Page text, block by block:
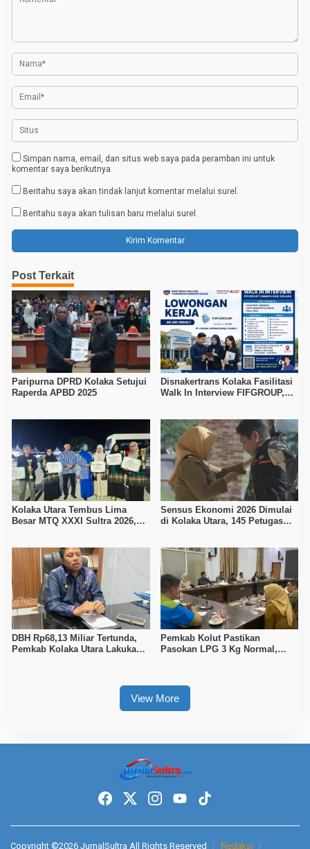
p
o
s
Simpan nama, email, dan situs web saya pada peramban ini untuk
komentar saya berikutnya.
Beritahu saya akan tindak lanjut komentar melalui surel.
Beritahu saya akan tulisan baru melalui surel.
Post Terkait
Paripurna DPRD Kolaka Setujui
Raperda APBD 2025
Disnakertrans Kolaka Fasilitasi
Walk In Interview FIFGROUP,
Kolaka Utara Tembus Lima
Besar MTQ XXXI Sultra 2026,
Sensus Ekonomi 2026 Dimulai
di Kolaka Utara, 145 Petugas
DBH Rp68,13 Miliar Tertunda,
Pemkab Kolaka Utara Lakukan
Pemkab Kolut Pastikan
Pasokan LPG 3 Kg Normal,
View More
Copyright ©2026 JurnalSultra All Rights Reserved Redaksi